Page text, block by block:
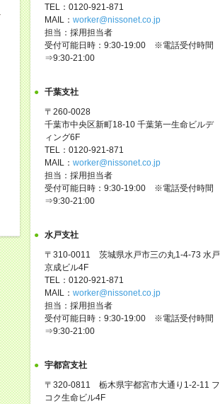
TEL：0120-921-871
MAIL： worker@nissonet.co.jp
担当：採用担当者
受付可能日時：9:30-19:00 ※電話受付時間
⇒9:30-21:00
千葉支社
〒260-0028
千葉市中央区新町18-10 千葉第一生命ビルデ
ィング6F
TEL：0120-921-871
MAIL： worker@nissonet.co.jp
担当：採用担当者
受付可能日時：9:30-19:00 ※電話受付時間
⇒9:30-21:00
水戸支社
〒310-0011 茨城県水戸市三の丸1-4-73 水戸
京成ビル4F
TEL：0120-921-871
MAIL： worker@nissonet.co.jp
担当：採用担当者
受付可能日時：9:30-19:00 ※電話受付時間
⇒9:30-21:00
宇都宮支社
〒320-0811 栃木県宇都宮市大通り1-2-11 フ
コク生命ビル4F